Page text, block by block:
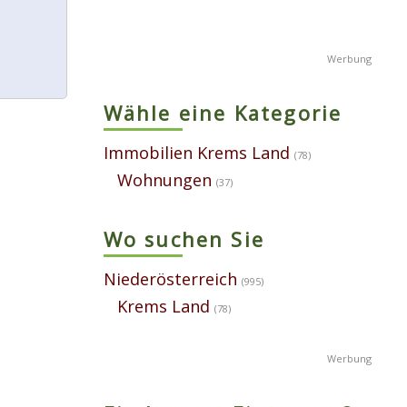
Wähle eine Kategorie
Immobilien Krems Land (78)
Wohnungen (37)
Wo suchen Sie
Niederösterreich (995)
Krems Land (78)